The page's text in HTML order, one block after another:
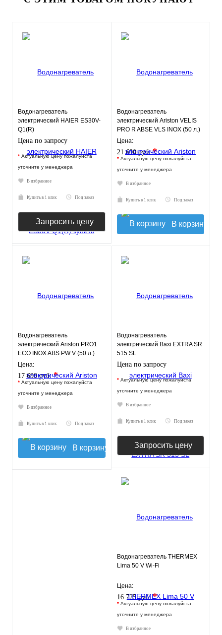
Водонагреватель
электрический HAIER ES30V-
Q1(R)
Цена по запросу
* Актуальную цену пожалуйста
уточните у менеджера
В избранное
Купить в 1 клик Под заказ
Запросить цену
Водонагреватель
электрический Ariston VELIS
PRO R ABSE VLS INOX (50 л.)
настенный, нерж. сталь, ТЭН
Цена:
21 690 руб.*
* Актуальную цену пожалуйста
уточните у менеджера
В избранное
Купить в 1 клик Под заказ
В корзину
Водонагреватель
электрический Ariston PRO1
ECO INOX ABS PW V (50 л.)
настенный, нерж. сталь, ТЭН
Цена:
17 690 руб.*
* Актуальную цену пожалуйста
уточните у менеджера
В избранное
Купить в 1 клик Под заказ
В корзину
Водонагреватель
электрический Baxi EXTRA SR
515 SL
Цена по запросу
* Актуальную цену пожалуйста
уточните у менеджера
В избранное
Купить в 1 клик Под заказ
Запросить цену
Водонагреватель THERMEX
Lima 50 V Wi-Fi
Цена:
16 725 руб.*
* Актуальную цену пожалуйста
уточните у менеджера
В избранное